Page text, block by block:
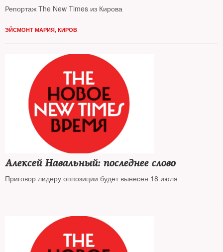
Репортаж The New Times из Кирова
ЭЙСМОНТ МАРИЯ, КИРОВ
Алексей Навальный: последнее слово
Приговор лидеру оппозиции будет вынесен 18 июля